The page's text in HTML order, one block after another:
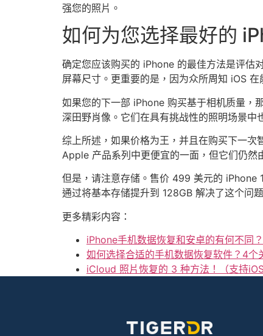
强您的照片。
如何为您选择最好的
确定您应该购买的 iPhone 的最佳方法是评估
屏幕尺寸。更重要的是，因为众所周知 iOS
如果您的下一部 iPhone 购买基于相机质量，
深田野肖像。它们在具有挑战性的照明场景中
综上所述，如果价格为王，并且在购买下一
Apple 产品系列中更便宜的一面，但它们仍然
但是，请注意存储。售价 499 美元的 iPhone
通过将基本存储提升到 128GB 解决了这个问题
更多精彩内容：
iPhone手机数据恢复和安卓的有何不同？
如何选择合适的手机数据恢复软件？4个
iCloud 照片恢复的 3 种方法！（支持